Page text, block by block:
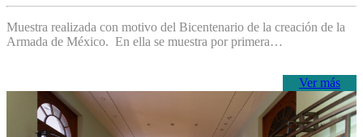
Muestra realizada con motivo del Bicentenario de la creación de la
Armada de México. En ella se muestra por primera…
Ver más